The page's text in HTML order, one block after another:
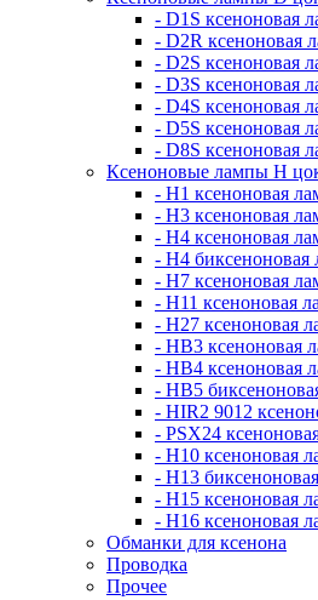
- D1S ксеноновая
- D2R ксеноновая
- D2S ксеноновая
- D3S ксеноновая
- D4S ксеноновая
- D5S ксеноновая
- D8S ксеноновая
Ксеноновые лампы Н
- H1 ксеноновая
- H3 ксеноновая
- H4 ксеноновая
- H4 биксеноновая
- H7 ксеноновая
- H11 ксеноновая
- H27 ксеноновая
- HB3 ксеноновая
- HB4 ксеноновая
- HB5
- HIR2 9012
- PSX24
- H10 ксеноновая
- H13
- H15 ксеноновая
- H16 ксеноновая
Обманки для ксенона
Проводка
Прочее